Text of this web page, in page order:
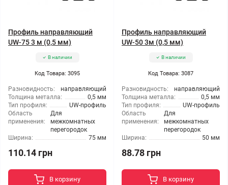
Профиль направляющий
UW-75 3 м (0,5 мм)
В наличии
Код Товара: 3095
Разновидность:
направляющий
Толщина металла:
0,5 мм
Тип профиля:
UW-профиль
Область
применения:
Для
межкомнатных
перегородок
Ширина:
75 мм
110.14 грн
В корзину
Профиль направляющий
UW-50 3м (0,5 мм)
В наличии
Код Товара: 3087
Разновидность:
направляющий
Толщина металла:
0,5 мм
Тип профиля:
UW-профиль
Область
применения:
Для
межкомнатных
перегородок
Ширина:
50 мм
88.78 грн
В корзину